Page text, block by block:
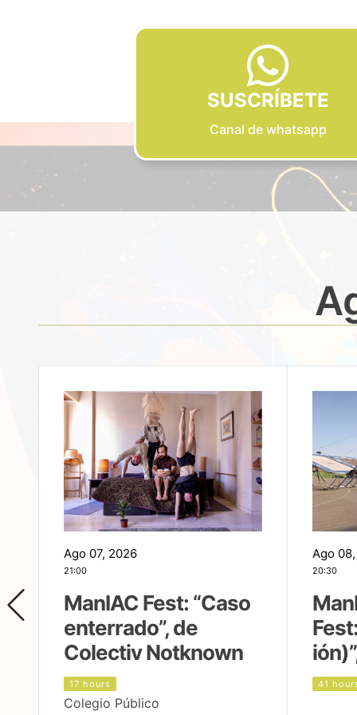
SUSCRÍBETE
Canal de whatsapp
Ago 07, 2026
21:00
ManIAC Fest: “Caso
enterrado”, de
Colectiv Notknown
17 hours
Colegio Público
Ago
20:30
41